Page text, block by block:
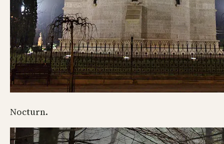
Nocturn.